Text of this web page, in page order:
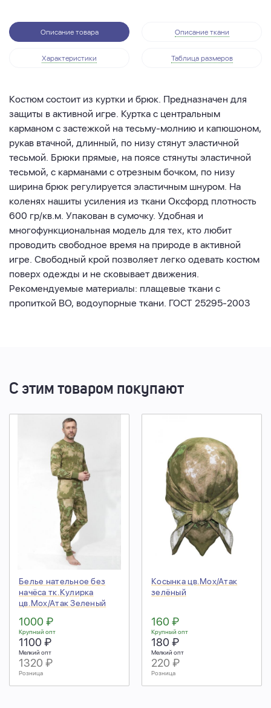
Описание товара Описание ткани
Характеристики Таблица размеров
Костюм состоит из куртки и брюк. Предназначен для
защиты в активной игре. Куртка с центральным
карманом с застежкой на тесьму-молнию и капюшоном,
рукав втачной, длинный, по низу стянут эластичной
тесьмой. Брюки прямые, на поясе стянуты эластичной
тесьмой, с карманами с отрезным бочком, по низу
ширина брюк регулируется эластичным шнуром. На
коленях нашиты усиления из ткани Оксфорд плотность
600 гр/кв.м. Упакован в сумочку. Удобная и
многофункциональная модель для тех, кто любит
проводить свободное время на природе в активной
игре. Свободный крой позволяет легко одевать костюм
поверх одежды и не сковывает движения.
Рекомендуемые материалы: плащевые ткани с
пропиткой ВО, водоупорные ткани. ГОСТ 25295-2003
С этим товаром покупают
Белье нательное без
начёса тк.Кулирка
цв.Мох/Атак Зеленый
1000 ₽
Крупный опт
1100 ₽
Мелкий опт
1320 ₽
Розница
Косынка цв.Мох/Атак
зелёный
160 ₽
Крупный опт
180 ₽
Мелкий опт
220 ₽
Розница